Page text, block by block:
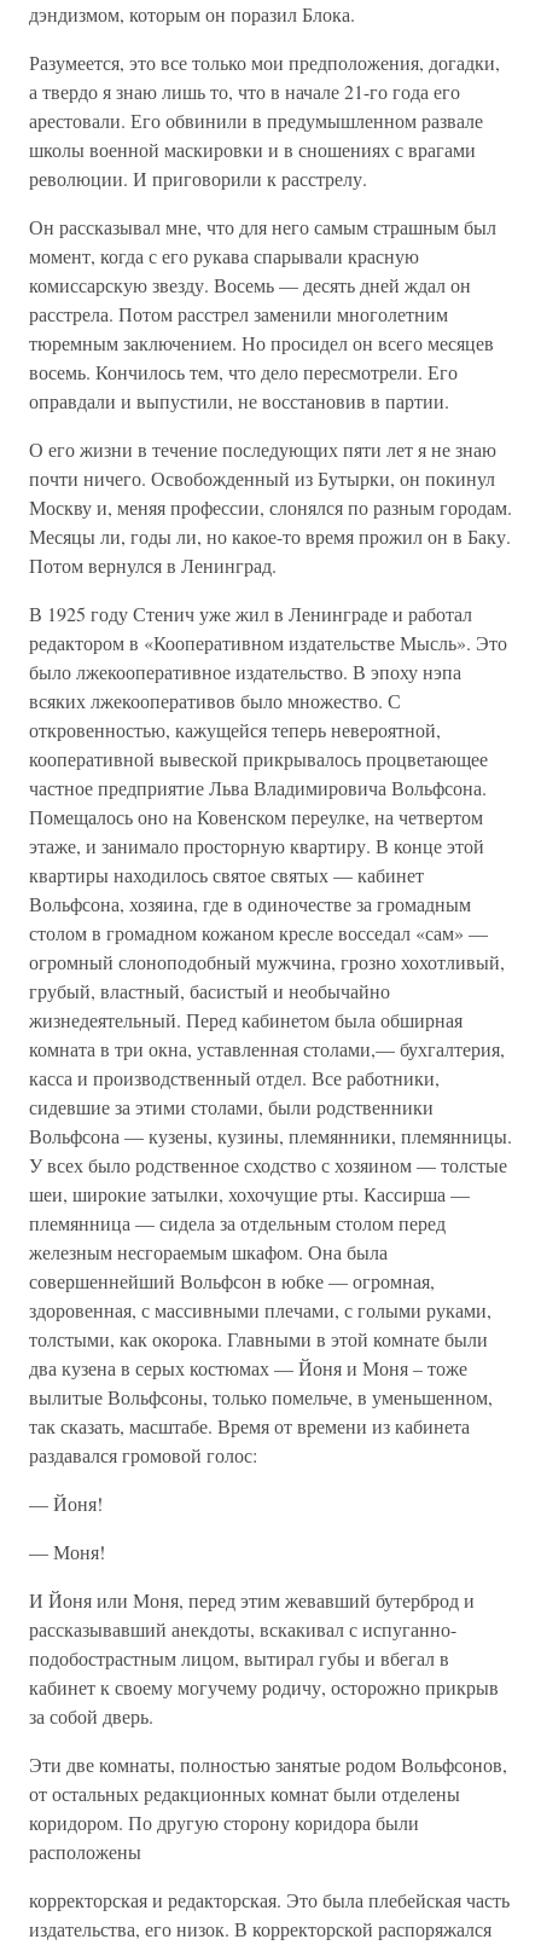
дэндизмом, кото­рым он поразил Блока.
Разумеется, это все только мои предположения, догадки,
а твердо я знаю лишь то, что в начале 21-го года его
арестовали. Его обвинили в предумышленном развале
школы военной маскировки и в сношениях с врагами
революции. И приговорили к расстрелу.
Он рассказывал мне, что для него самым страшным был
момент, когда с его рукава спарывали красную
комиссарскую звезду. Восемь — десять дней ждал он
расстрела. Потом расстрел заменили многолетним
тюремным заключением. Но просидел он всего месяцев
восемь. Кончилось тем, что дело пересмотрели. Его
оправдали и выпустили, не восстановив в партии.
О его жизни в течение последующих пяти лет я не знаю
почти ничего. Освобожденный из Бутырки, он покинул
Москву и, меняя профессии, слонялся по разным городам.
Месяцы ли, годы ли, но какое-то время прожил он в Баку.
Потом вернулся в Ленинград.
В 1925 году Стенич уже жил в Ленинграде и работал
редактором в «Кооперативном издательстве Мысль». Это
было лжекооперативное издательство. В эпоху нэпа
всяких лжекооперативов было множество. С
откровенностью, кажущейся теперь невероятной,
кооперативной вывеской прикрывалось процветающее
частное предприятие Льва Владимировича Вольфсона.
Помещалось оно на Ковенском переулке, на четвертом
этаже, и занимало просторную квартиру. В конце этой
квартиры находилось святое святых — кабинет
Вольфсона, хозяина, где в одиночестве за громадным
столом в громадном кожаном кресле восседал «сам» —
огромный слоноподобный мужчина, грозно хохотливый,
грубый, властный, басистый и необычайно
жизнедеятельный. Перед кабинетом была обширная
комната в три окна, уставленная столами,— бухгалтерия,
касса и производственный отдел. Все работники,
сидевшие за этими столами, были родственники
Вольфсона — кузены, кузины, племянники, племянницы.
У всех было родственное сходство с хозяином — толстые
шеи, широкие затылки, хохочущие рты. Кассирша —
племянница — сидела за отдельным столом перед
железным несгораемым шкафом. Она была
совершеннейший Вольфсон в юбке — огромная,
здоровенная, с массивными плечами, с голыми руками,
толстыми, как окорока. Главными в этой комнате были
два кузена в серых костюмах — Йоня и Моня – тоже
вылитые Вольфсоны, только помельче, в уменьшенном,
так сказать, масштабе. Время от времени из кабинета
раздавался громовой голос:
— Йоня!
— Моня!
И Йоня или Моня, перед этим жевавший бутерброд и
рассказывавший анекдоты, вскакивал с испуганно-
подобострастным лицом, вытирал губы и вбегал в
кабинет к своему могучему родичу, осторожно прикрыв
за собой дверь.
Эти две комнаты, полностью занятые родом Вольфсонов,
от остальных редакционных комнат были отделены
коридором. По другую сторону коридора были
расположены
корректорская и редакторская. Это была плебейская часть
издательства, его низок. В корректорской распоряжался